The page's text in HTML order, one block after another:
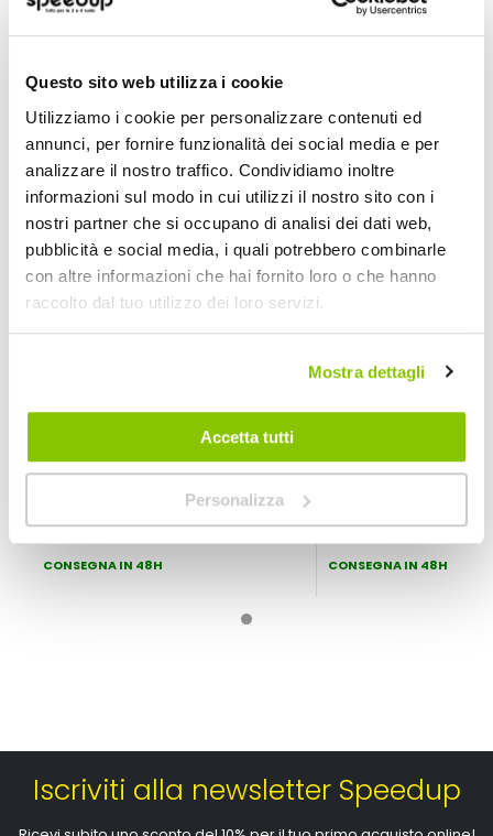
Questo sito web utilizza i cookie
Utilizziamo i cookie per personalizzare contenuti ed
annunci, per fornire funzionalità dei social media e per
analizzare il nostro traffico. Condividiamo inoltre
informazioni sul modo in cui utilizzi il nostro sito con i
nostri partner che si occupano di analisi dei dati web,
pubblicità e social media, i quali potrebbero combinarle
con altre informazioni che hai fornito loro o che hanno
raccolto dal tuo utilizzo dei loro servizi.
Mostra dettagli
Accetta tutti
Personalizza
POTREBBERO INTERESSARTI
Additivo diesel antigelo Hot Fuel - BARDAHL
BARDAHL
9,90 €
CONSEGNA IN 48H
Quasi esaurito
MECATECH
6,90 €
CONSEGNA IN 48H
Iscriviti alla newsletter Speedup